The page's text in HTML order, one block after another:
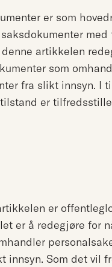
er som
denne artikkelen
som
fra slikt innsyn. I
er
er
er å redegjøre for
innsyn. Som det vil